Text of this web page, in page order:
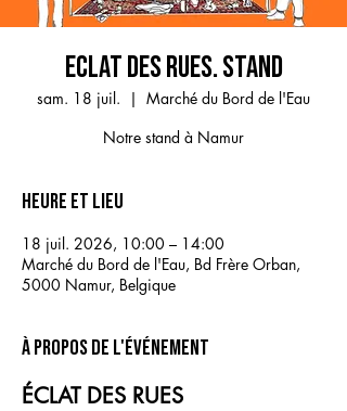
ECLAT DES RUES. STAND
sam. 18 juil.
  |
Marché du Bord de l'Eau
Notre stand à Namur
Heure et lieu
18 juil. 2026, 10:00 – 14:00
Marché du Bord de l'Eau, Bd Frère Orban,
5000 Namur, Belgique
À propos de l'événement
ÉCLAT DES RUES